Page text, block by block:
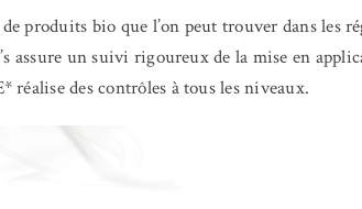
produits bio que l’on peut trouver dans les
assure un suivi rigoureux de la mise en
réalise des contrôles à tous les niveaux.